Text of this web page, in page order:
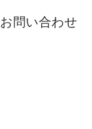
お問い合わせ